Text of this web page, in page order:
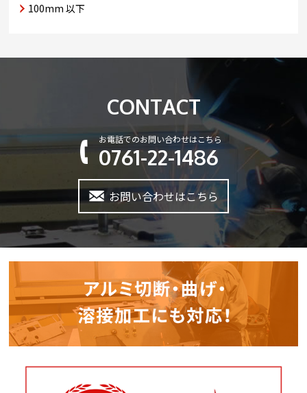
100mm 以下
CONTACT
お電話でのお問い合わせはこちら
0761-22-1486
お問い合わせはこちら